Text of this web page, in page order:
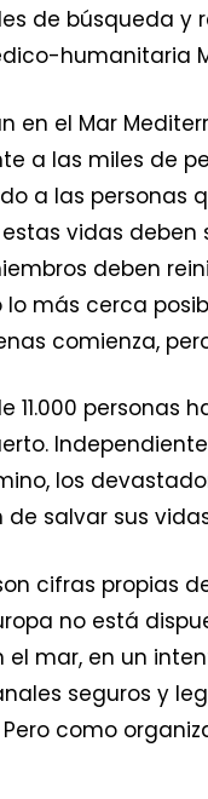
de búsqueda y
humanitaria
en el Mar
a las miles
a las personas
vidas
deben
más cerca
comienza,
personas
los
salvar sus
cifras propias
no está
mar, en un
seguros y
como